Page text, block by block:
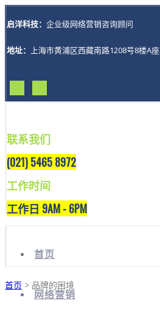
启洋科技： 企业级网络营销咨询顾问
地址： 上海市黄浦区西藏南路1208号8楼A座
联系我们
(021) 5465 8972
工作时间
工作日 9AM - 6PM
首页
网络营销
首页 > 品牌的困境